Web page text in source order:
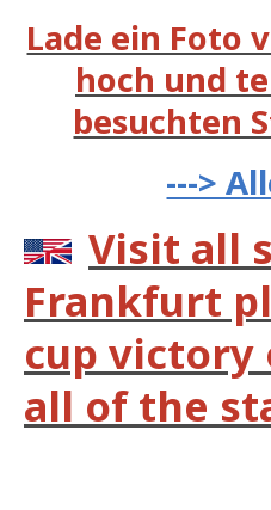
Lade ein Foto
hoch und
besuchten
--->
Visit all
Frankfurt
cup victory
all of the